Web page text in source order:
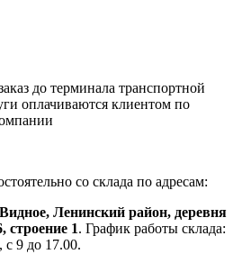
до терминала транспортной
оплачиваются клиентом по
со склада по адресам:
Ленинский район, деревня
строение 1. График работы склада:
9 до 17.00.